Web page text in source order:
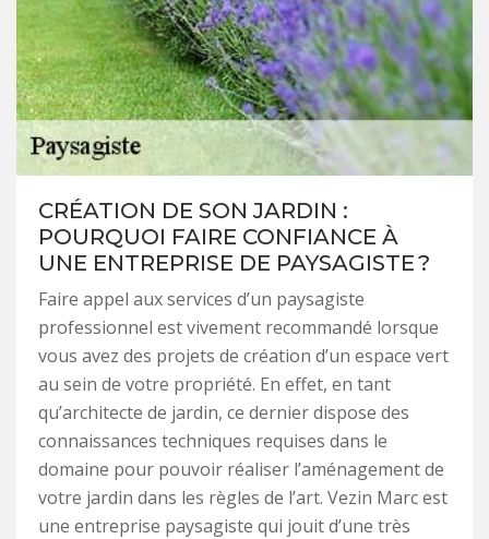
CRÉATION DE SON JARDIN :
POURQUOI FAIRE CONFIANCE À
UNE ENTREPRISE DE PAYSAGISTE ?
Faire appel aux services d’un paysagiste
professionnel est vivement recommandé lorsque
vous avez des projets de création d’un espace vert
au sein de votre propriété. En effet, en tant
qu’architecte de jardin, ce dernier dispose des
connaissances techniques requises dans le
domaine pour pouvoir réaliser l’aménagement de
votre jardin dans les règles de l’art. Vezin Marc est
une entreprise paysagiste qui jouit d’une très